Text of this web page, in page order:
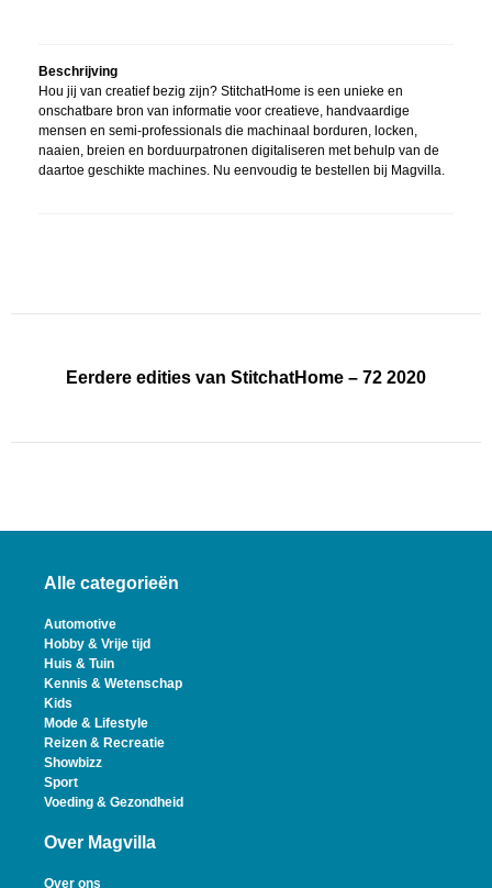
Beschrijving
Hou jij van creatief bezig zijn? StitchatHome is een unieke en
onschatbare bron van informatie voor creatieve, handvaardige
mensen en semi-professionals die machinaal borduren, locken,
naaien, breien en borduurpatronen digitaliseren met behulp van de
daartoe geschikte machines. Nu eenvoudig te bestellen bij Magvilla.
Eerdere edities van StitchatHome – 72 2020
Alle categorieën
Automotive
Hobby & Vrije tijd
Huis & Tuin
Kennis & Wetenschap
Kids
Mode & Lifestyle
Reizen & Recreatie
Showbizz
Sport
Voeding & Gezondheid
Over Magvilla
Over ons